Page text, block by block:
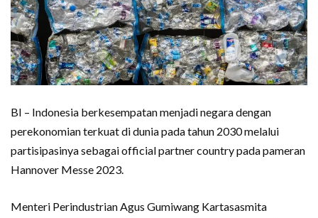
BI – Indonesia berkesempatan menjadi negara dengan
perekonomian terkuat di dunia pada tahun 2030 melalui
partisipasinya sebagai official partner country pada pameran
Hannover Messe 2023.
Menteri Perindustrian Agus Gumiwang Kartasasmita